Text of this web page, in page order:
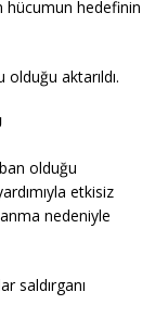
hücumun hedefinin
olduğu aktarıldı.
olduğu
etkisiz
nedeniyle
saldırganı